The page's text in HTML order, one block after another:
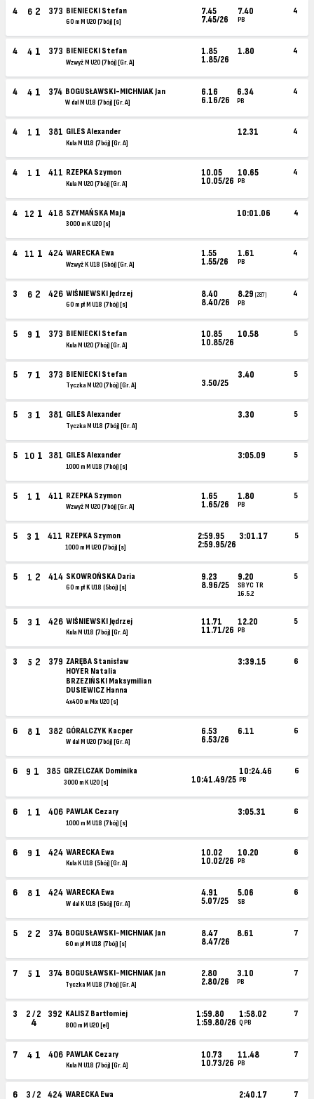
4 6 2 373 BIENIECKI Stefan
60 m M U20 (7bój) [s]
7.45
7.45/26
7.40
PB
4
4 4 1 373 BIENIECKI Stefan
Wzwyż M U20 (7bój) [Gr. A]
1.85
1.85/26
1.80 4
4 4 1 374 BOGUSŁAWSKI-MICHNIAK Jan
W dal M U18 (7bój) [Gr. A]
6.16
6.16/26
6.34
PB
4
4 1 1 381 GILES Alexander
Kula M U18 (7bój) [Gr. A]
12.31 4
4 1 1 411 RZEPKA Szymon
Kula M U20 (7bój) [Gr. A]
10.05
10.05/26
10.65
PB
4
4 12 1 418 SZYMAŃSKA Maja
3000 m K U20 [s]
10:01.06 4
4 11 1 424 WARECKA Ewa
Wzwyż K U18 (5bój) [Gr. A]
1.55
1.55/26
1.61
PB
4
3 6 2 426 WIŚNIEWSKI Jędrzej
60 m pł M U18 (7bój) [s]
8.40
8.40/26
8.29 (287)
PB
4
5 9 1 373 BIENIECKI Stefan
Kula M U20 (7bój) [Gr. A]
10.85
10.85/26
10.58 5
5 7 1 373 BIENIECKI Stefan
Tyczka M U20 (7bój) [Gr. A] 3.50/25
3.40 5
5 3 1 381 GILES Alexander
Tyczka M U18 (7bój) [Gr. A]
3.30 5
5 10 1 381 GILES Alexander
1000 m M U18 (7bój) [s]
3:05.09 5
5 1 1 411 RZEPKA Szymon
Wzwyż M U20 (7bój) [Gr. A]
1.65
1.65/26
1.80
PB
5
5 3 1 411 RZEPKA Szymon
1000 m M U20 (7bój) [s]
2:59.95
2:59.95/26
3:01.17 5
5 1 2 414 SKOWROŃSKA Daria
60 m pł K U18 (5bój) [s]
9.23
8.96/25
9.20
SB YC TR
16.5.2
5
5 3 1 426 WIŚNIEWSKI Jędrzej
Kula M U18 (7bój) [Gr. A]
11.71
11.71/26
12.20
PB
5
3 5 2 379 ZARĘBA Stanisław
HOYER Natalia
BRZEZIŃSKI Maksymilian
DUSIEWICZ Hanna
4x400 m Mix U20 [s]
3:39.15 6
6 8 1 382 GÓRALCZYK Kacper
W dal M U20 (7bój) [Gr. A]
6.53
6.53/26
6.11 6
6 9 1 385 GRZELCZAK Dominika
3000 m K U20 [s] 10:41.49/25
10:24.46
PB
6
6 1 1 406 PAWLAK Cezary
1000 m M U18 (7bój) [s]
3:05.31 6
6 9 1 424 WARECKA Ewa
Kula K U18 (5bój) [Gr. A]
10.02
10.02/26
10.20
PB
6
6 8 1 424 WARECKA Ewa
W dal K U18 (5bój) [Gr. A]
4.91
5.07/25
5.06
SB
6
5 2 2 374 BOGUSŁAWSKI-MICHNIAK Jan
60 m pł M U18 (7bój) [s]
8.47
8.47/26
8.61 7
7 5 1 374 BOGUSŁAWSKI-MICHNIAK Jan
Tyczka M U18 (7bój) [Gr. A]
2.80
2.80/26
3.10
PB
7
3 2 / 2
4
392 KALISZ Bartłomiej
800 m M U20 [el]
1:59.80
1:59.80/26
1:58.02
Q PB
7
7 4 1 406 PAWLAK Cezary
Kula M U18 (7bój) [Gr. A]
10.73
10.73/26
11.48
PB
7
6 3 / 2 424 WARECKA Ewa 2:40.17 7